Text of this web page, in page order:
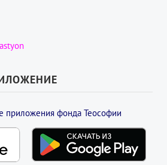
приложения фонда Теософии